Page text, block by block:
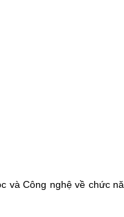
và Công nghệ về chức